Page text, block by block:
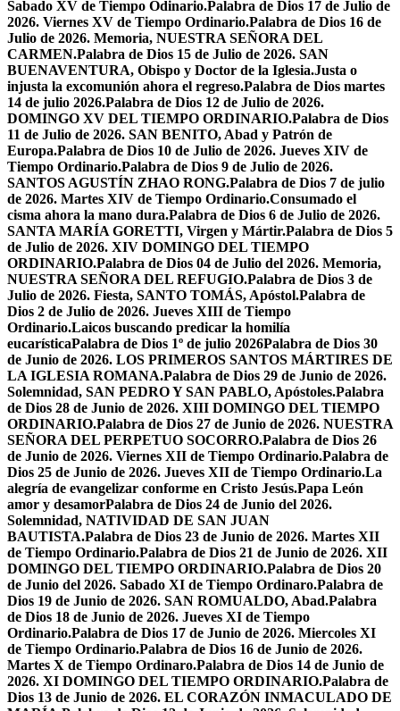
Sabado XV de Tiempo Odinario.Palabra de Dios 17 de Julio de
2026. Viernes XV de Tiempo Ordinario.Palabra de Dios 16 de
Julio de 2026. Memoria, NUESTRA SEÑORA DEL
CARMEN.Palabra de Dios 15 de Julio de 2026. SAN
BUENAVENTURA, Obispo y Doctor de la Iglesia.Justa o
injusta la excomunión ahora el regreso.Palabra de Dios martes
14 de julio 2026.Palabra de Dios 12 de Julio de 2026.
DOMINGO XV DEL TIEMPO ORDINARIO.Palabra de Dios
11 de Julio de 2026. SAN BENITO, Abad y Patrón de
Europa.Palabra de Dios 10 de Julio de 2026. Jueves XIV de
Tiempo Ordinario.Palabra de Dios 9 de Julio de 2026.
SANTOS AGUSTÍN ZHAO RONG.Palabra de Dios 7 de julio
de 2026. Martes XIV de Tiempo Ordinario.Consumado el
cisma ahora la mano dura.Palabra de Dios 6 de Julio de 2026.
SANTA MARÍA GORETTI, Virgen y Mártir.Palabra de Dios 5
de Julio de 2026. XIV DOMINGO DEL TIEMPO
ORDINARIO.Palabra de Dios 04 de Julio del 2026. Memoria,
NUESTRA SEÑORA DEL REFUGIO.Palabra de Dios 3 de
Julio de 2026. Fiesta, SANTO TOMÁS, Apóstol.Palabra de
Dios 2 de Julio de 2026. Jueves XIII de Tiempo
Ordinario.Laicos buscando predicar la homilía
eucarísticaPalabra de Dios 1º de julio 2026Palabra de Dios 30
de Junio de 2026. LOS PRIMEROS SANTOS MÁRTIRES DE
LA IGLESIA ROMANA.Palabra de Dios 29 de Junio de 2026.
Solemnidad, SAN PEDRO Y SAN PABLO, Apóstoles.Palabra
de Dios 28 de Junio de 2026. XIII DOMINGO DEL TIEMPO
ORDINARIO.Palabra de Dios 27 de Junio de 2026. NUESTRA
SEÑORA DEL PERPETUO SOCORRO.Palabra de Dios 26
de Junio de 2026. Viernes XII de Tiempo Ordinario.Palabra de
Dios 25 de Junio de 2026. Jueves XII de Tiempo Ordinario.La
alegría de evangelizar conforme en Cristo Jesús.Papa León
amor y desamorPalabra de Dios 24 de Junio del 2026.
Solemnidad, NATIVIDAD DE SAN JUAN
BAUTISTA.Palabra de Dios 23 de Junio de 2026. Martes XII
de Tiempo Ordinario.Palabra de Dios 21 de Junio de 2026. XII
DOMINGO DEL TIEMPO ORDINARIO.Palabra de Dios 20
de Junio del 2026. Sabado XI de Tiempo Ordinaro.Palabra de
Dios 19 de Junio de 2026. SAN ROMUALDO, Abad.Palabra
de Dios 18 de Junio de 2026. Jueves XI de Tiempo
Ordinario.Palabra de Dios 17 de Junio de 2026. Miercoles XI
de Tiempo Ordinario.Palabra de Dios 16 de Junio de 2026.
Martes X de Tiempo Ordinaro.Palabra de Dios 14 de Junio de
2026. XI DOMINGO DEL TIEMPO ORDINARIO.Palabra de
Dios 13 de Junio de 2026. EL CORAZÓN INMACULADO DE